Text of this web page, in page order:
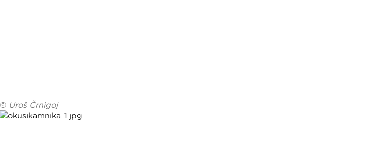
© Uroš Črnigoj